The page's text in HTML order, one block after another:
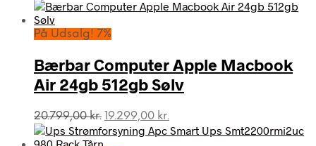
På Udsalg! 7%
Bærbar Computer Apple Macbook
Air 24gb 512gb Sølv
20.799,00kr. Den
oprindelige
19.299,00 kr.
aktuelle